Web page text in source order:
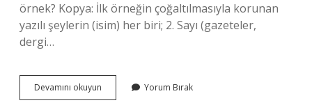
örnek? Kopya: İlk örneğin çoğaltılmasıyla korunan
yazılı şeylerin (isim) her biri; 2. Sayı (gazeteler,
dergi…
Devamını okuyun
Sayısı
Yorum Bırak